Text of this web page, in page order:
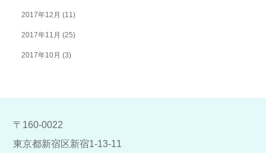
2017年12月 (11)
2017年11月 (25)
2017年10月 (3)
〒160-0022
東京都新宿区新宿1-13-11